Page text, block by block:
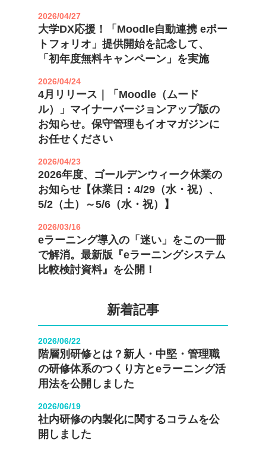
2026/04/27
大学DX応援！「Moodle自動連携 eポー
トフォリオ」提供開始を記念して、
「初年度無料キャンペーン」を実施
2026/04/24
4月リリース｜「Moodle（ムード
ル）」マイナーバージョンアップ版の
お知らせ。保守管理もイオマガジンに
お任せください
2026/04/23
2026年度、ゴールデンウィーク休業の
お知らせ【休業日：4/29（水・祝）、
5/2（土）～5/6（水・祝）】
2026/03/16
eラーニング導入の「迷い」をこの一冊
で解消。最新版『eラーニングシステム
比較検討資料』を公開！
新着記事
2026/06/22
階層別研修とは？新人・中堅・管理職
の研修体系のつくり方とeラーニング活
用法を公開しました
2026/06/19
社内研修の内製化に関するコラムを公
開しました